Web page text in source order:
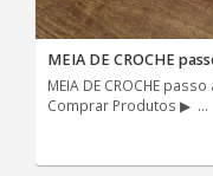
MEIA DE CROCHE
MEIA DE CROCHE
Comprar Produtos ▶ ...